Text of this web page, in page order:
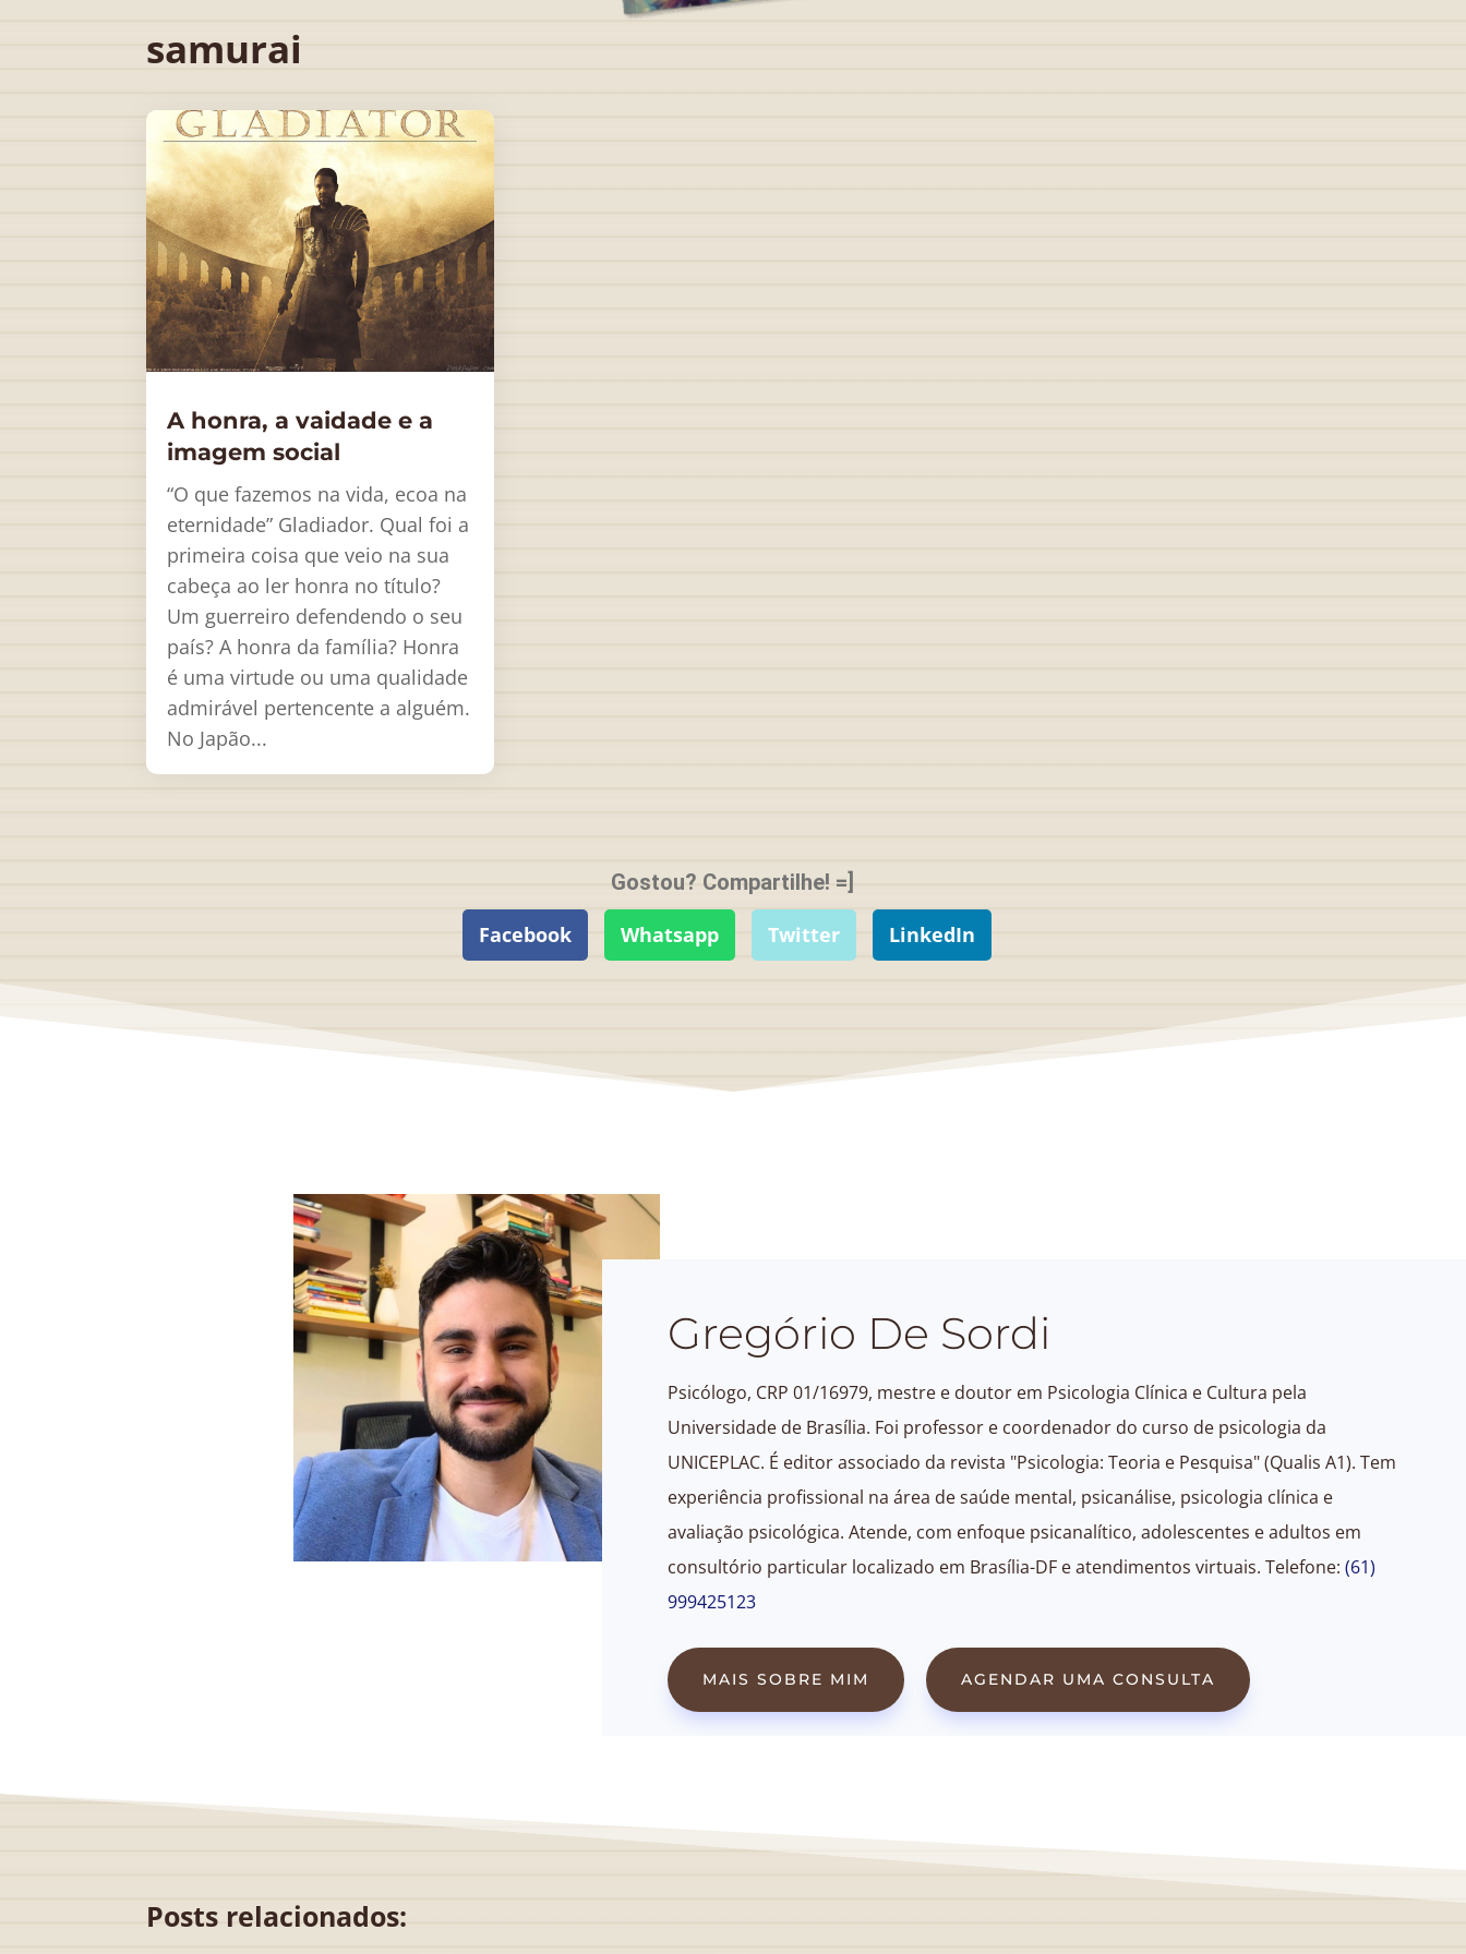
samurai
A honra, a vaidade e a
imagem social
“O que fazemos na vida, ecoa na
eternidade” Gladiador. Qual foi a
primeira coisa que veio na sua
cabeça ao ler honra no título?
Um guerreiro defendendo o seu
país? A honra da família? Honra
é uma virtude ou uma qualidade
admirável pertencente a alguém.
No Japão...
Gostou? Compartilhe! =]
Facebook
Whatsapp Twitter LinkedIn
Gregório De Sordi
Psicólogo, CRP 01/16979, mestre e doutor em Psicologia Clínica e Cultura pela
Universidade de Brasília. Foi professor e coordenador do curso de psicologia da
UNICEPLAC. É editor associado da revista "Psicologia: Teoria e Pesquisa" (Qualis A1). Tem
experiência profissional na área de saúde mental, psicanálise, psicologia clínica e
avaliação psicológica. Atende, com enfoque psicanalítico, adolescentes e adultos em
consultório particular localizado em Brasília-DF e atendimentos virtuais. Telefone:(61)
999425123
MAIS SOBRE MIM AGENDAR UMA CONSULTA
Posts relacionados: